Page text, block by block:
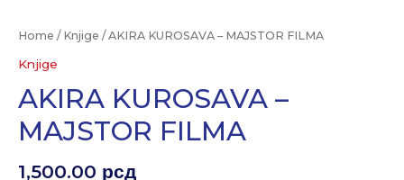
Home / Knjige / AKIRA KUROSAVA – MAJSTOR FILMA
Knjige
AKIRA KUROSAVA –
MAJSTOR FILMA
1,500.00 рсд